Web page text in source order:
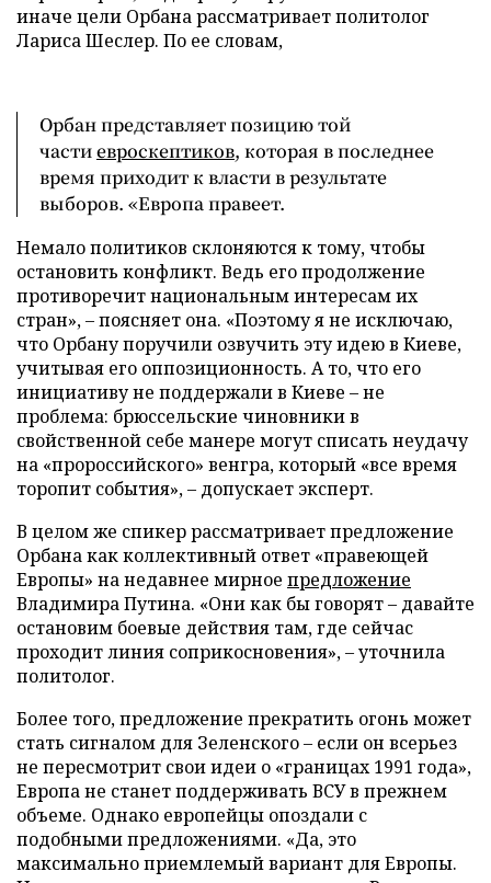
иначе цели Орбана рассматривает политолог
Лариса Шеслер. По ее словам,
Орбан представляет позицию той
частиевроскептиков, которая в последнее
время приходит к власти в результате
выборов. «Европа правеет.
Немало политиков склоняются к тому, чтобы
остановить конфликт. Ведь его продолжение
противоречит национальным интересам их
стран», – поясняет она. «Поэтому я не исключаю,
что Орбану поручили озвучить эту идею в Киеве,
учитывая его оппозиционность. А то, что его
инициативу не поддержали в Киеве – не
проблема: брюссельские чиновники в
свойственной себе манере могут списать неудачу
на «пророссийского» венгра, который «все время
торопит события», – допускает эксперт.
В целом же спикер рассматривает предложение
Орбана как коллективный ответ «правеющей
Европы» на недавнее мирное предложение
Владимира Путина. «Они как бы говорят – давайте
остановим боевые действия там, где сейчас
проходит линия соприкосновения», – уточнила
политолог.
Более того, предложение прекратить огонь может
стать сигналом для Зеленского – если он всерьез
не пересмотрит свои идеи о «границах 1991 года»,
Европа не станет поддерживать ВСУ в прежнем
объеме. Однако европейцы опоздали с
подобными предложениями. «Да, это
максимально приемлемый вариант для Европы.